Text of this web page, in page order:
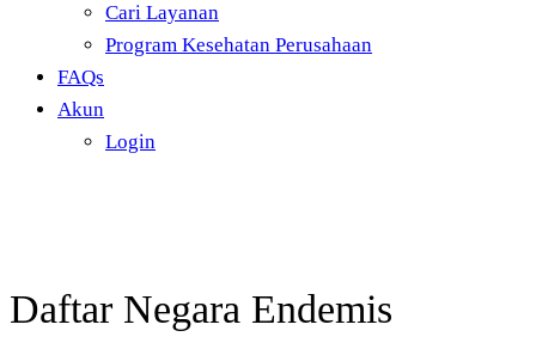
Cari Layanan
Program Kesehatan Perusahaan
FAQs
Akun
Login
Daftar Negara Endemis